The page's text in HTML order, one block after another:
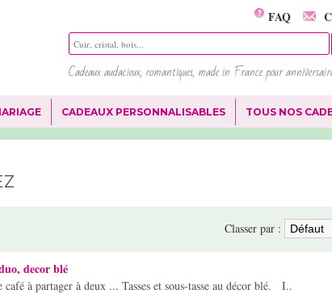
Cadeaux audacieux, romantiques, made in France pour
FAQ
CADEAUX PERSONNALISABLES TOUS NOS
Classer par :
decor blé
café à partager à deux ... Tasses et sous-tasse au décor blé. I..